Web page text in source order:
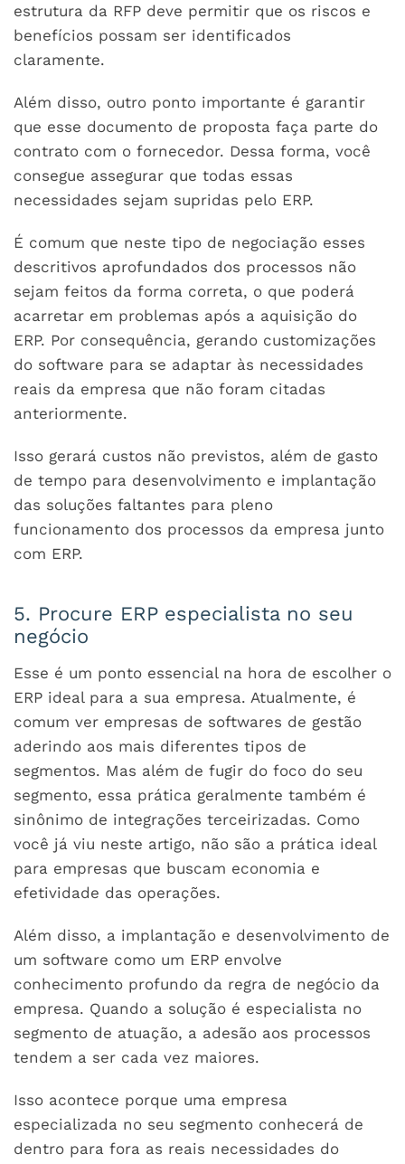
estrutura da RFP deve permitir que os riscos e
benefícios possam ser identificados
claramente.
Além disso, outro ponto importante é garantir
que esse documento de proposta faça parte do
contrato com o fornecedor. Dessa forma, você
consegue assegurar que todas essas
necessidades sejam supridas pelo ERP.
É comum que neste tipo de negociação esses
descritivos aprofundados dos processos não
sejam feitos da forma correta, o que poderá
acarretar em problemas após a aquisição do
ERP. Por consequência, gerando customizações
do software para se adaptar às necessidades
reais da empresa que não foram citadas
anteriormente.
Isso gerará custos não previstos, além de gasto
de tempo para desenvolvimento e implantação
das soluções faltantes para pleno
funcionamento dos processos da empresa junto
com ERP.
5. Procure ERP especialista no seu
negócio
Esse é um ponto essencial na hora de escolher o
ERP ideal para a sua empresa. Atualmente, é
comum ver empresas de softwares de gestão
aderindo aos mais diferentes tipos de
segmentos. Mas além de fugir do foco do seu
segmento, essa prática geralmente também é
sinônimo de integrações terceirizadas. Como
você já viu neste artigo, não são a prática ideal
para empresas que buscam economia e
efetividade das operações.
Além disso, a implantação e desenvolvimento de
um software como um ERP envolve
conhecimento profundo da regra de negócio da
empresa. Quando a solução é especialista no
segmento de atuação, a adesão aos processos
tendem a ser cada vez maiores.
Isso acontece porque uma empresa
especializada no seu segmento conhecerá de
dentro para fora as reais necessidades do